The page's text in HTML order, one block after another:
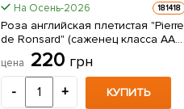
На Осень-2026 181418
Роза английская плетистая "Pierre
de Ronsard" (саженец класса АА+)
высший сорт 1 саженец в
упаковке
цена 220 грн
- + КУПИТЬ